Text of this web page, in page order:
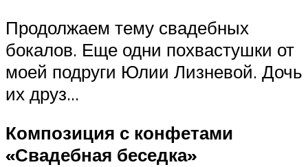
Продолжаем тему свадебных
бокалов. Еще одни похвастушки от
моей подруги Юлии Лизневой. Дочь
их друз…
Композиция с конфетами
«Свадебная беседка»